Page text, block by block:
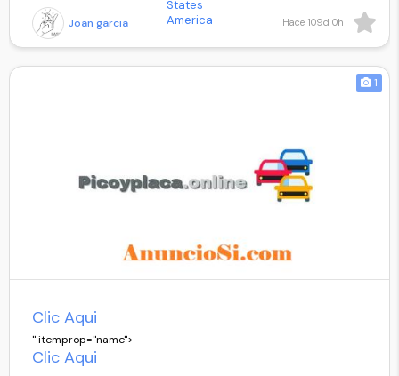
Joan garcia Hace 109d 0h
1
Clic Aqui
" itemprop="name">
Clic Aqui